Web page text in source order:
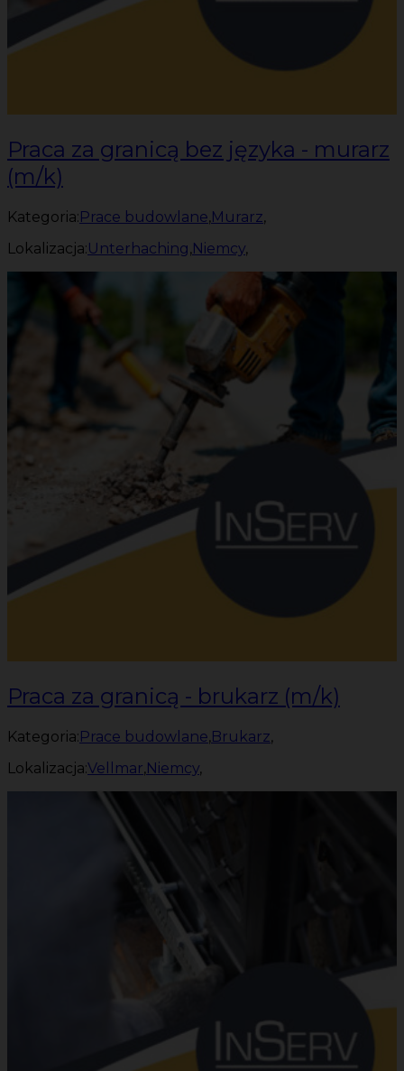
Praca za granicą bez języka - murarz
(m/k)
Kategoria:Prace budowlane,Murarz,
Lokalizacja:Unterhaching,Niemcy,
Praca za granicą - brukarz (m/k)
Kategoria:Prace budowlane,Brukarz,
Lokalizacja:Vellmar,Niemcy,